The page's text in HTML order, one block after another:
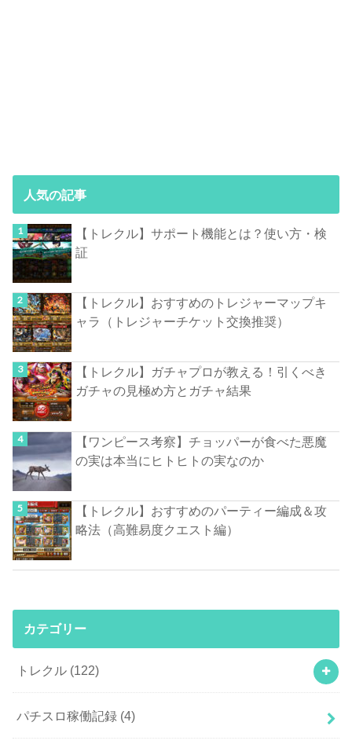
人気の記事
【トレクル】サポート機能とは？使い方・検
証
【トレクル】おすすめのトレジャーマップキ
ャラ（トレジャーチケット交換推奨）
【トレクル】ガチャプロが教える！引くべき
ガチャの見極め方とガチャ結果
【ワンピース考察】チョッパーが食べた悪魔
の実は本当にヒトヒトの実なのか
【トレクル】おすすめのパーティー編成＆攻
略法（高難易度クエスト編）
カテゴリー
トレクル (122)
パチスロ稼働記録 (4)